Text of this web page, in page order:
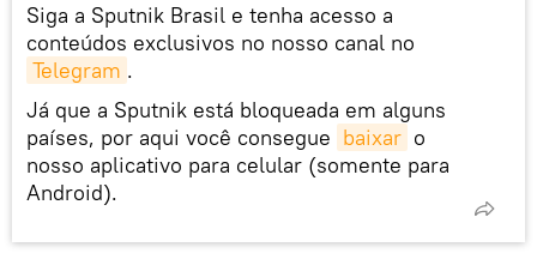
Siga a Sputnik Brasil e tenha acesso a
conteúdos exclusivos no nosso canal no
Telegram .
Já que a Sputnik está bloqueada em alguns
países, por aqui você consegue baixar o
nosso aplicativo para celular (somente para
Android).